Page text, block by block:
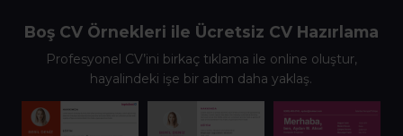
Boş CV Örnekleri ile Ücretsiz CV Hazırlama
Profesyonel CV’ini birkaç tıklama ile online oluştur,
hayalindeki işe bir adım daha yaklaş.